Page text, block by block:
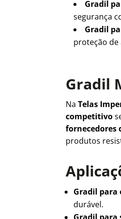
Gradil
segurança
Gradil
proteção
Gradil
NaTelas
competitivo
fornecedores
produtos
Gradil para
durável.